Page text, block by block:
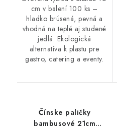
cm v balení 100 ks –
hladko brúsená, pevná a
vhodná na teplé aj studené
jedlá. Ekologická
alternatíva k plastu pre
gastro, catering a eventy.
Čínske paličky
bambusové 21cm